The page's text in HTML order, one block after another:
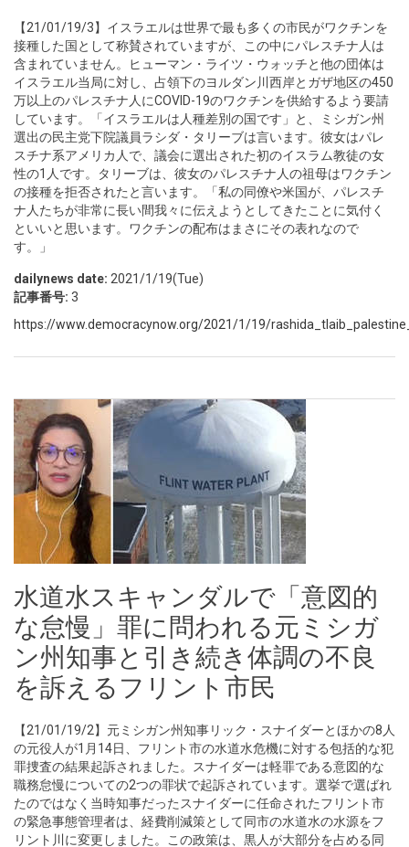
【21/01/19/3】イスラエルは世界で最も多くの市民がワクチンを
接種した国として称賛されていますが、この中にパレスチナ人は
含まれていません。ヒューマン・ライツ・ウォッチと他の団体は
イスラエル当局に対し、占領下のヨルダン川西岸とガザ地区の450
万以上のパレスチナ人にCOVID-19のワクチンを供給するよう要請
しています。「イスラエルは人種差別の国です」と、ミシガン州
選出の民主党下院議員ラシダ・タリーブは言います。彼女はパレ
スチナ系アメリカ人で、議会に選出された初のイスラム教徒の女
性の1人です。タリーブは、彼女のパレスチナ人の祖母はワクチン
の接種を拒否されたと言います。「私の同僚や米国が、パレスチ
ナ人たちが非常に長い間我々に伝えようとしてきたことに気付く
といいと思います。ワクチンの配布はまさにその表れなので
す。」
dailynews date: 2021/1/19(Tue)
記事番号: 3
https://www.democracynow.org/2021/1/19/
水道水スキャンダルで「意図的
な怠慢」罪に問われる元ミシガ
ン州知事と引き続き体調の不良
を訴えるフリント市民
【21/01/19/2】元ミシガン州知事リック・スナイダーとほかの8人
の元役人が1月14日、フリント市の水道水危機に対する包括的な犯
罪捜査の結果起訴されました。スナイダーは軽罪である意図的な
職務怠慢についての2つの罪状で起訴されています。選挙で選ばれ
たのではなく当時知事だったスナイダーに任命されたフリント市
の緊急事態管理者は、経費削減策として同市の水道水の水源をフ
リント川に変更しました。この政策は、黒人が大部分を占める同